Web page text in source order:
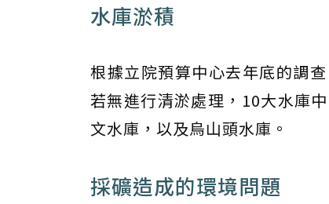
水庫淤積
根據立院預算中心去年底的調
若無進行清淤處理，10大水庫
文水庫，以及烏山頭水庫。
採礦造成的環境問題